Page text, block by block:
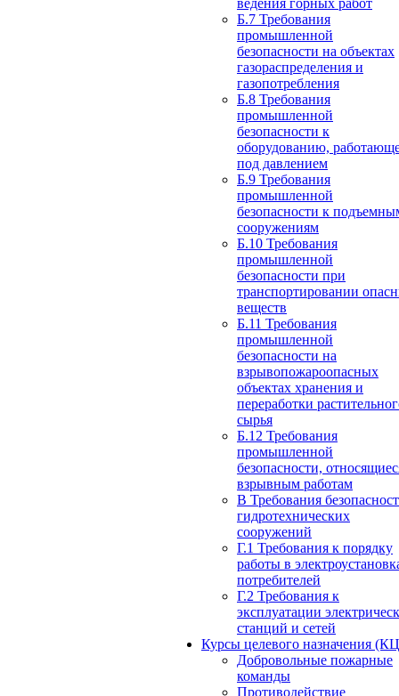
ведения горных работ
Б.7 Требования
промышленной
безопасности на объектах
газораспределения и
газопотребления
Б.8 Требования
промышленной
безопасности к
оборудованию,
под давлением
Б.9 Требования
промышленной
безопасности к
сооружениям
Б.10 Требования
промышленной
безопасности при
транспортировании
веществ
Б.11 Требования
промышленной
безопасности на
взрывопожароопасных
объектах хранения и
переработки
сырья
Б.12 Требования
промышленной
безопасности,
взрывным работам
В Требования
гидротехнических
сооружений
Г.1 Требования к порядку
работы в
потребителей
Г.2 Требования к
эксплуатации
станций и сетей
Курсы целевого назначения
Добровольные пожарные
команды
Противодействие